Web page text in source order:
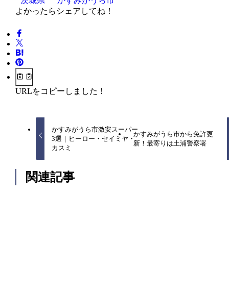
よかったらシェアしてね！
URLをコピーしました！
かすみがうら市激安スーパー
3選｜ヒーロー・セイミヤ・
カスミ
かすみがうら市から免許更
新！最寄りは土浦警察署
関連記事